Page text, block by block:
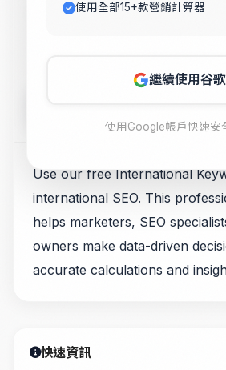
Value 2 使用全部15+款營銷計算器
繼續使用谷歌
使用Google帳戶快速安
Use our free International
international SEO. This
helps marketers, SEO
owners make data-driven
accurate calculations and
快速資訊